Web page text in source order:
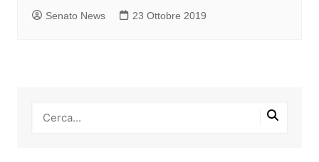
Senato News 23 Ottobre 2019